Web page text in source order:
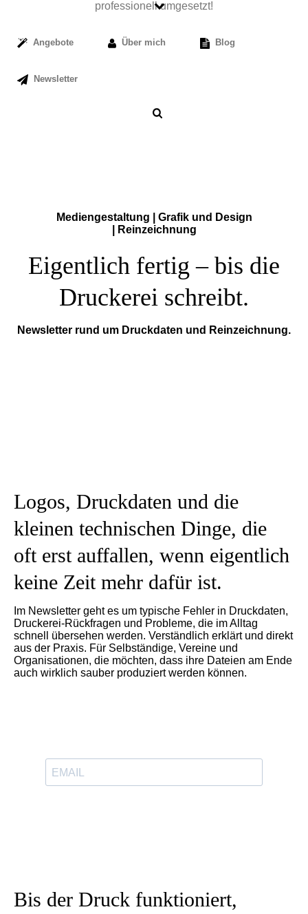
Angebote Über mich Blog
Newsletter
Mediengestaltung | Grafik und Design
| Reinzeichnung
Eigentlich fertig – bis die
Druckerei schreibt.
Newsletter rund um Druckdaten und Reinzeichnung.
Logos, Druckdaten und die
kleinen technischen Dinge, die
oft erst auffallen, wenn eigentlich
keine Zeit mehr dafür ist.
Im Newsletter geht es um typische Fehler in Druckdaten,
Druckerei-Rückfragen und Probleme, die im Alltag
schnell übersehen werden. Verständlich erklärt und direkt
aus der Praxis. Für Selbständige, Vereine und
Organisationen, die möchten, dass ihre Dateien am Ende
auch wirklich sauber produziert werden können.
Bis der Druck funktioniert,